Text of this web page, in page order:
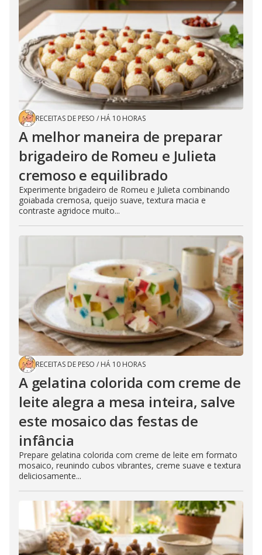
RECEITAS DE PESO / HÁ 10 HORAS
A melhor maneira de preparar
brigadeiro de Romeu e Julieta
cremoso e equilibrado
Experimente brigadeiro de Romeu e Julieta combinando
goiabada cremosa, queijo suave, textura macia e
contraste agridoce muito...
RECEITAS DE PESO / HÁ 10 HORAS
A gelatina colorida com creme de
leite alegra a mesa inteira, salve
este mosaico das festas de
infância
Prepare gelatina colorida com creme de leite em formato
mosaico, reunindo cubos vibrantes, creme suave e textura
deliciosamente...